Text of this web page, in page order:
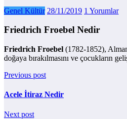
Genel Kültür 28/11/2019 1 Yorumlar
Friedrich Froebel Nedir
Friedrich Froebel (1782-1852),
doğaya bırakılmasını ve çocukların
Previous post
Acele İtiraz Nedir
Next post